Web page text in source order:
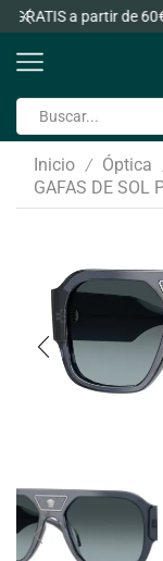
Inicio / Óptica
GAFAS DE SOL